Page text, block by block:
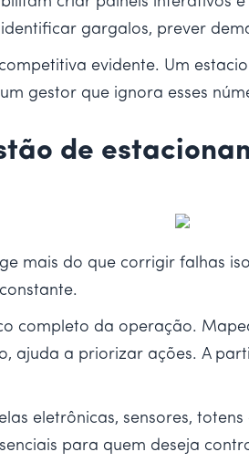
gargalos, prever
evidente. Um
gestor que ignora esses
de
mais do que corrigir falhas
completo da operação.
ajuda a priorizar ações. A
eletrônicas, sensores,
para quem deseja